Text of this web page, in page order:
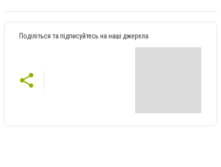
Поділіться та підписуйтесь на наші джерела